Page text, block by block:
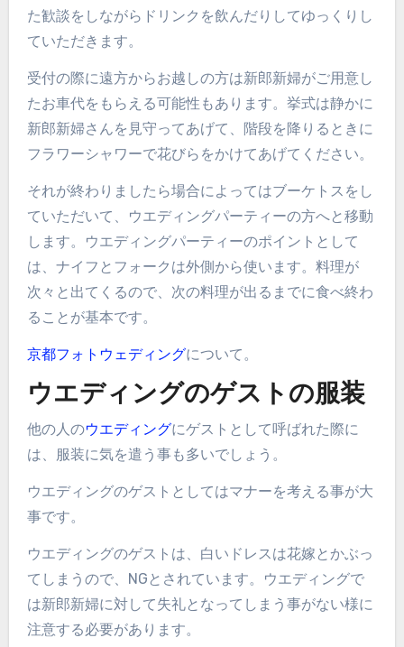
た歓談をしながらドリンクを飲んだりしてゆっくりし
ていただきます。
受付の際に遠方からお越しの方は新郎新婦がご用意し
たお車代をもらえる可能性もあります。挙式は静かに
新郎新婦さんを見守ってあげて、階段を降りるときに
フラワーシャワーで花びらをかけてあげてください。
それが終わりましたら場合によってはブーケトスをし
ていただいて、ウエディングパーティーの方へと移動
します。ウエディングパーティーのポイントとして
は、ナイフとフォークは外側から使います。料理が
次々と出てくるので、次の料理が出るまでに食べ終わ
ることが基本です。
京都フォトウェディングについて。
ウエディングのゲストの服装
他の人のウエディングにゲストとして呼ばれた際に
は、服装に気を遣う事も多いでしょう。
ウエディングのゲストとしてはマナーを考える事が大
事です。
ウエディングのゲストは、白いドレスは花嫁とかぶっ
てしまうので、NGとされています。ウエディングで
は新郎新婦に対して失礼となってしまう事がない様に
注意する必要があります。